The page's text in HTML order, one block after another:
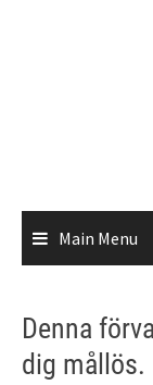
Main Menu
Denna
dig mållös.